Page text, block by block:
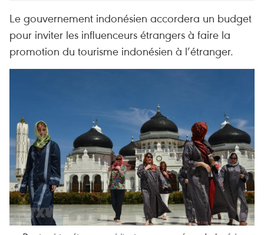
Le gouvernement indonésien accordera un budget
pour inviter les influenceurs étrangers à faire la
promotion du tourisme indonésien à l’étranger.